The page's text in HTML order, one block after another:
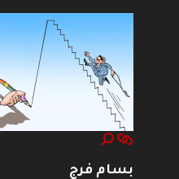
بسام فرج